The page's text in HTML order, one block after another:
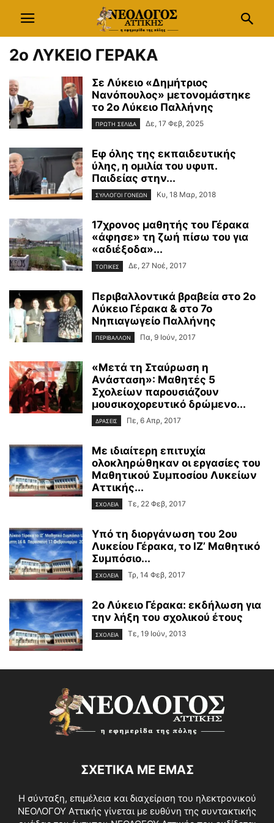
2ο ΛΥΚΕΙΟ ΓΕΡΑΚΑ
Σε Λύκειο «Δημήτριος
Νανόπουλος» μετονομάστηκε
το 2ο Λύκειο Παλλήνης
ΠΡΩΤΗ ΣΕΛΙΔΑ Δε, 17 Φεβ, 2025
Εφ όλης της εκπαιδευτικής
ύλης, η ομιλία του υφυπ.
Παιδείας στην...
ΣΥΛΛΟΓΟΙ ΓΟΝΕΩΝ Κυ, 18 Μαρ, 2018
17χρονος μαθητής του Γέρακα
«άφησε» τη ζωή πίσω του για
«αδιέξοδα»...
ΤΟΠΙΚΕΣ Δε, 27 Νοέ, 2017
Περιβαλλοντικά βραβεία στο 2ο
Λύκειο Γέρακα & στο 7ο
Νηπιαγωγείο Παλλήνης
ΠΕΡΙΒΑΛΛΟΝ Πα, 9 Ιούν, 2017
«Μετά τη Σταύρωση η
Ανάσταση»: Μαθητές 5
Σχολείων παρουσιάζουν
μουσικοχορευτικό δρώμενο...
ΔΡΑΣΕΙΣ Πε, 6 Απρ, 2017
Με ιδιαίτερη επιτυχία
ολοκληρώθηκαν οι εργασίες του
Μαθητικού Συμποσίου Λυκείων
Αττικής...
ΣΧΟΛΕΙΑ Τε, 22 Φεβ, 2017
Υπό τη διοργάνωση του 2ου
Λυκείου Γέρακα, το ΙΖ’ Μαθητικό
Συμπόσιο...
ΣΧΟΛΕΙΑ Τρ, 14 Φεβ, 2017
2ο Λύκειο Γέρακα: εκδήλωση για
την λήξη του σχολικού έτους
ΣΧΟΛΕΙΑ Τε, 19 Ιούν, 2013
ΣΧΕΤΙΚΑ ΜΕ ΕΜΑΣ
Η σύνταξη, επιμέλεια και διαχείριση του ηλεκτρονικού
ΝΕΟΛΟΓΟΥ Αττικής γίνεται με ευθύνη της συντακτικής